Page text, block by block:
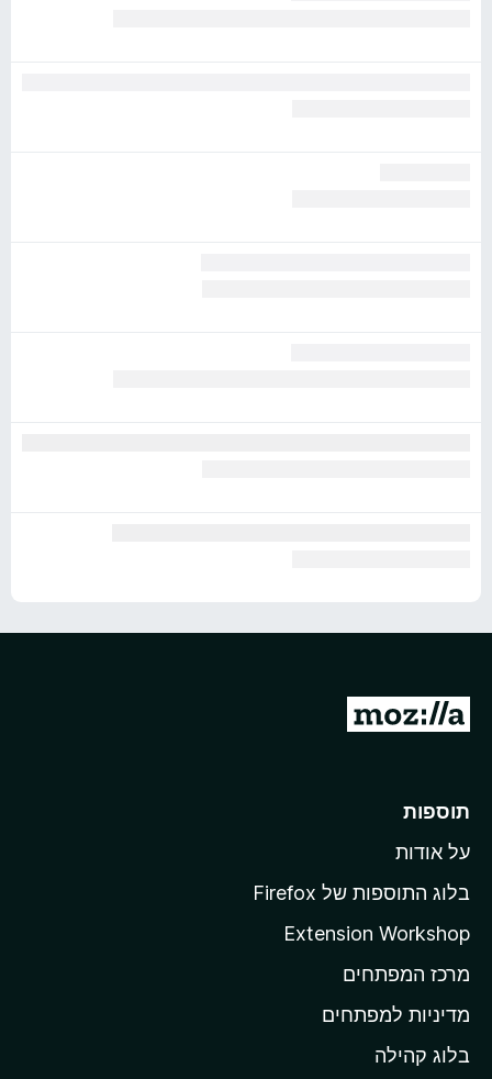
מ
ד
ף
ב
י
ת
ל
תוספות
על אודות
בלוג התוספות של Firefox
Extension Workshop
מרכז המפתחים
מדיניות למפתחים
בלוג קהילה